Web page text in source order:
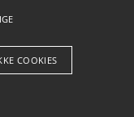
COOKIES